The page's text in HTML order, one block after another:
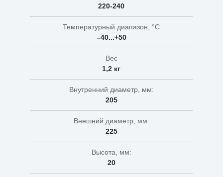
220-240
Температурный диапазон, °C
–40...+50
Вес
1,2 кг
Внутренний диаметр, мм:
205
Внешний диаметр, мм:
225
Высота, мм:
20